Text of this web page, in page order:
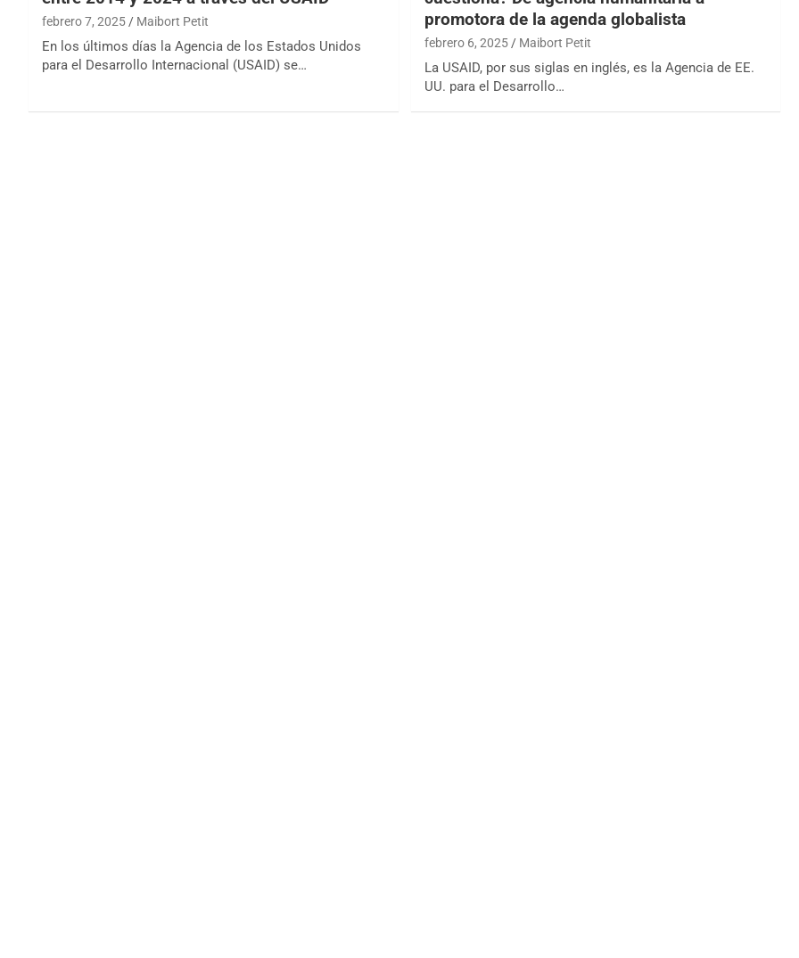
febrero 7, 2025 Maibort Petit
En los últimos días la Agencia de los Estados Unidos
para el Desarrollo Internacional (USAID) se…
promotora de la agenda globalista
febrero 6, 2025 Maibort Petit
La USAID, por sus siglas en inglés, es la Agencia de EE.
UU. para el Desarrollo…